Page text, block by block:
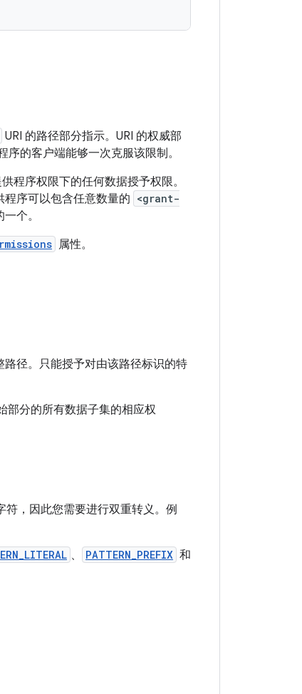
URI 的路径部分指示。URI 的权威部
的客户端能够一次克服该限制。
供程序权限下的任何数据授予权限。
程序可以包含任意数量的 <grant-
个。
属性。
路径。只能授予对由该路径标识的特
部分的所有数据子集的相应权
符，因此您需要进行双重转义。例
、 PATTERN_PREFIX 和